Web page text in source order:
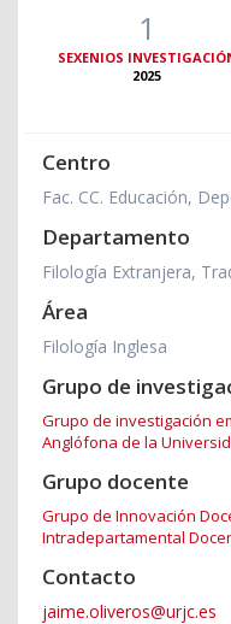
1
SEXENIOS
2025
Centro
Fac. CC. Educación,
Departamento
Filología Extranjera,
Área
Filología Inglesa
Grupo de
Grupo de investigación
Anglófona de la
Grupo docente
Grupo de Innovación
Intradepartamental
Contacto
jaime.oliveros@urjc.es